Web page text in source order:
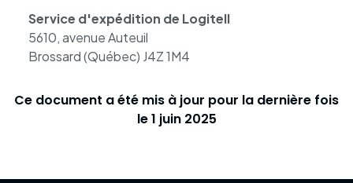
Service d'expédition de Logitell
5610, avenue Auteuil
Brossard (Québec) J4Z 1M4
Ce document a été mis à jour pour la dernière fois
le 1 juin 2025